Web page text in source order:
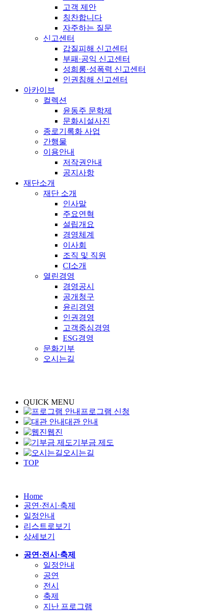
고객 제안
칭찬합니다
자주하는 질문
신고센터
갑질피해 신고센터
부패·공익 신고센터
성희롱·성폭력 신고센터
인권침해 신고센터
아카이브
컬렉션
윤동주 문학제
문화시설사진
종로기록화 사업
간행물
이용안내
저작권안내
공지사항
재단소개
재단 소개
인사말
주요연혁
설립개요
경영체계
이사회
조직 및 직원
CI소개
열린경영
경영공시
공개청구
윤리경영
인권경영
고객중심경영
ESG경영
문화기부
오시는길
QUICK MENU
프로그램 신청
대관 안내
웹진
기부금 제도
오시는길
TOP
Home
공연·전시·축제
일정안내
리스트로보기
상세보기
공연·전시·축제
일정안내
공연
전시
축제
지난 프로그램